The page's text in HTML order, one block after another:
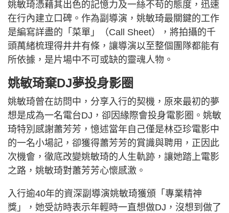
姚敏琦憑藉其出色的記憶力及一絲不苟的態度，迅速
在行內建立口碑。作為副導演，姚敏琦最關鍵的工作
是編寫詳盡的「菜單」（Call Sheet），將拍攝的千
頭萬緒梳理得井井有條，讓導演以至整個團隊都能有
所依據，是片場中不可或缺的靈魂人物。
姚敏琦棄DJ夢投身影圈
姚敏琦曾在訪問中，分享入行的契機，原來最初的夢
想是成為一名電台DJ，卻因緣際會投身電影圈。姚敏
琦特別感謝蕭芳芳，憶述當年自己僅是林亞珍電影中
的一名小場記，卻獲得蕭芳芳的賞識與聘用，正因此
次機會，徹底改變姚敏琦的人生軌跡，讓她踏上電影
之路，姚敏琦對蕭芳芳心懷感激。
入行逾40年的資深副導演姚敏琦獲頒「專業精神
獎」，她受訪時表示年輕時一直想做DJ，沒想到做了